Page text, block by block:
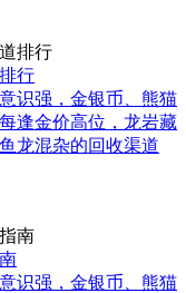
行
识强，金银币、熊猫
逢金价高位，龙岩藏
龙混杂的回收渠道
识强，金银币、熊猫